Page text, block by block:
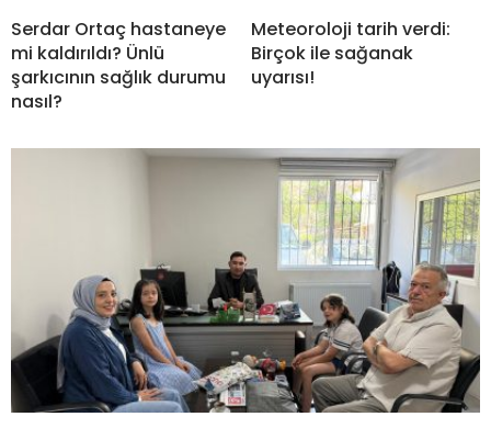
Serdar Ortaç hastaneye
mi kaldırıldı? Ünlü
şarkıcının sağlık durumu
nasıl?
Meteoroloji tarih verdi:
Birçok ile sağanak
uyarısı!